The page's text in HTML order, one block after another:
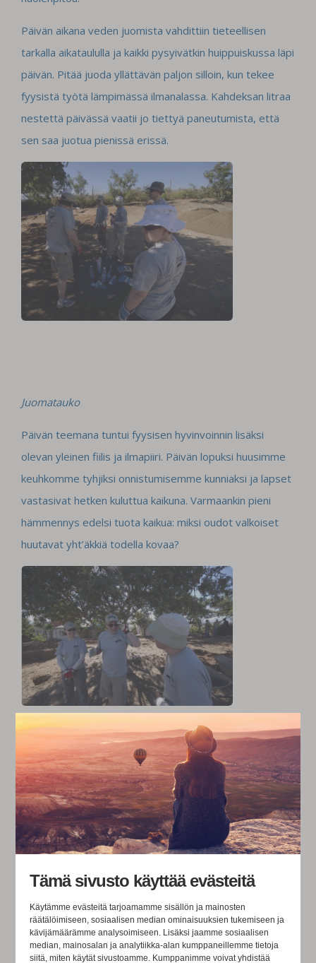
Tämä sivusto käyttää evästeitä
Käytämme evästeitä tarjoamamme sisällön ja mainosten
räätälöimiseen, sosiaalisen median ominaisuuksien tukemiseen ja
kävijämäärämme analysoimiseen. Lisäksi jaamme sosiaalisen
median, mainosalan ja analytiikka-alan kumppaneillemme tietoja
siitä, miten käytät sivustoamme. Kumppanimme voivat yhdistää
Päivän aikana veden juomista vahdittiin tieteellisen
tarkalla aikataululla ja kaikki pysyivätkin huippuiskussa läpi
päivän. Pitää juoda yllättävän paljon silloin, kun tekee
fyysistä työtä lämpimässä ilmanalassa. Kahdeksan litraa
nestettä päivässä vaatii jo tiettyä paneutumista, että
sen saa juotua pienissä erissä.
Juomatauko
Päivän teemana tuntui fyysisen hyvinvoinnin lisäksi
olevan yleinen fiilis ja ilmapiiri. Päivän lopuksi huusimme
keuhkomme tyhjiksi onnistumisemme kunniaksi ja lapset
vastasivat hetken kuluttua kaikuna. Varmaankin pieni
hämmennys edelsi tuota kaikua: miksi oudot valkoiset
huutavat yht’äkkiä todella kovaa?
Tyoniloa
Olemme täällä outoja valkoisia myös sen vuoksi, että
teemme fyysistä työtä. AIVAN outoja olemme sen
vuoksi, että myös ryhmän naiset tekevät fyysistä työtä
autokuskina on valkoinen nainen.
Johtamisessa saimme nähdä otteita siitä, miten hyvät
aikomukset toteutetaan myös käytännössä. Ohje juoda
riittävästi ei jäänyt yleiselle tasolle - ”juottehan